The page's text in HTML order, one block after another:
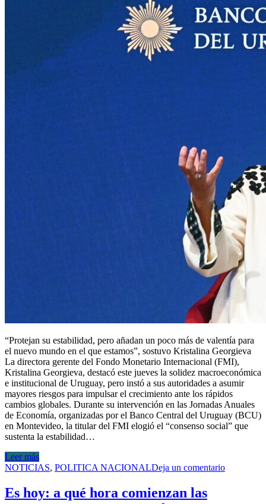
“Protejan su estabilidad, pero añadan un poco más de valentía para
el nuevo mundo en el que estamos”, sostuvo Kristalina Georgieva
La directora gerente del Fondo Monetario Internacional (FMI),
Kristalina Georgieva, destacó este jueves la solidez macroeconómica
e institucional de Uruguay, pero instó a sus autoridades a asumir
mayores riesgos para impulsar el crecimiento ante los rápidos
cambios globales. Durante su intervención en las Jornadas Anuales
de Economía, organizadas por el Banco Central del Uruguay (BCU)
en Montevideo, la titular del FMI elogió el “consenso social” que
sustenta la estabilidad…
Leer más
NOTICIAS, POLITICA NACIONALDeja un comentario
Es hoy: a qué hora comienzan las